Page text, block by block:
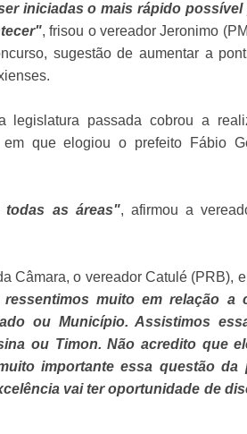
iniciadas o mais rápido possível
, frisou o vereador Jeronimo
sugestão de aumentar a
legislatura passada cobrou a
que elogiou o prefeito Fábio
todas as áreas", afirmou a
Câmara, o vereador Catulé (PRB),
muito em relação a
ou Município. Assistimos
ou Timon. Não acredito que
importante essa questão da
vai ter oportunidade de